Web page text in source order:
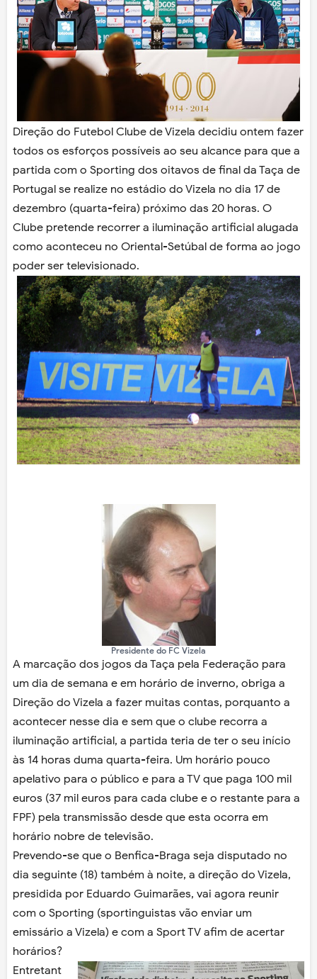
Direção do Futebol Clube de Vizela decidiu ontem fazer
todos os esforços possíveis ao seu alcance para que a
partida com o Sporting dos oitavos de final da Taça de
Portugal se realize no estádio do Vizela no dia 17 de
dezembro (quarta-feira) próximo das 20 horas. O
Clube pretende recorrer a iluminação artificial alugada
como aconteceu no Oriental-Setúbal de forma ao jogo
poder ser televisionado.
Presidente do FC Vizela
A marcação dos jogos da Taça pela Federação para
um dia de semana e em horário de inverno, obriga a
Direção do Vizela a fazer muitas contas, porquanto a
acontecer nesse dia e sem que o clube recorra a
iluminação artificial, a partida teria de ter o seu início
às 14 horas duma quarta-feira. Um horário pouco
apelativo para o público e para a TV que paga 100 mil
euros (37 mil euros para cada clube e o restante para a
FPF) pela transmissão desde que esta ocorra em
horário nobre de televisão.
Prevendo-se que o Benfica-Braga seja disputado no
dia seguinte (18) também à noite, a direção do Vizela,
presidida por Eduardo Guimarães, vai agora reunir
com o Sporting (sportinguistas vão enviar um
emissário a Vizela) e com a Sport TV afim de acertar
horários?
Entretant